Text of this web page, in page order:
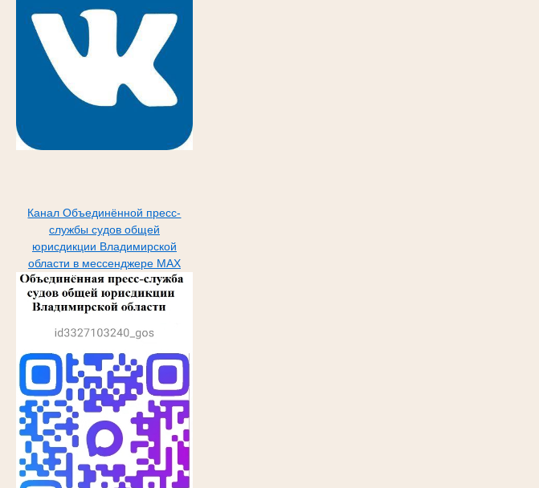
Канал Объединённой пресс-
службы судов общей
юрисдикции Владимирской
области в мессенджере МАХ